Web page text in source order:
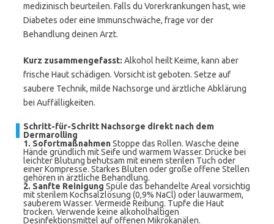
medizinisch beurteilen. Falls du Vorerkrankungen hast, wie
Diabetes oder eine Immunschwäche, frage vor der
Behandlung deinen Arzt.
Kurz zusammengefasst: Alkohol heilt Keime, kann aber
frische Haut schädigen. Vorsicht ist geboten. Setze auf
saubere Technik, milde Nachsorge und ärztliche Abklärung
bei Auffälligkeiten.
Schritt-für-Schritt Nachsorge direkt nach dem
Dermarolling
1. SofortmaßnahmenStoppe das Rollen. Wasche deine
Hände gründlich mit Seife und warmem Wasser. Drücke bei
leichter Blutung behutsam mit einem sterilen Tuch oder
einer Kompresse. Starkes Bluten oder große offene Stellen
gehören in ärztliche Behandlung.
2. Sanfte Reinigung Spüle das behandelte Areal vorsichtig
mit sterilem Kochsalzlösung (0,9% NaCl) oder lauwarmem,
sauberem Wasser. Vermeide Reibung. Tupfe die Haut
trocken. Verwende keine alkoholhaltigen
Desinfektionsmittel auf offenen Mikrokanälen.